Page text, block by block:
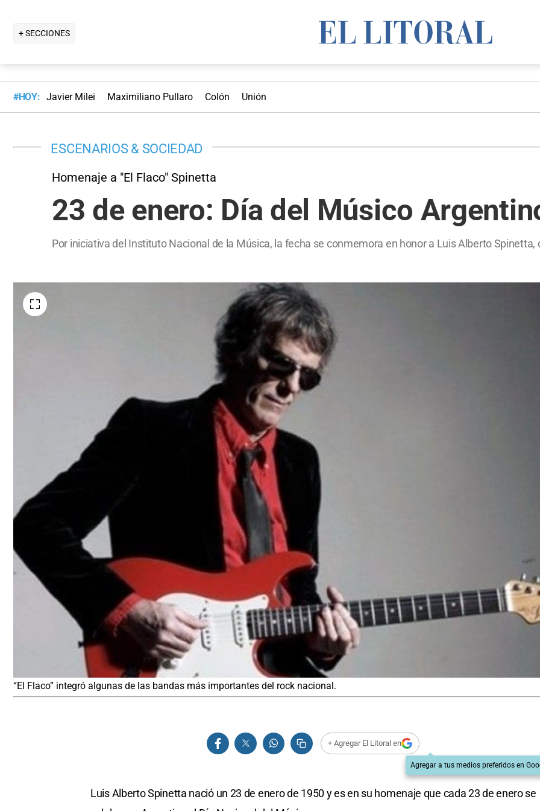
+ SECCIONES
#HOY: Javier Milei Maximiliano Pullaro Colón Unión
ESCENARIOS & SOCIEDAD
Homenaje a "El Flaco" Spinetta
23 de enero: Día del Músico
Por iniciativa del Instituto Nacional de la Música, la fecha se conmemora en honor a Luis Alberto Spinetta,
“El Flaco” integró algunas de las bandas más importantes del rock nacional.
+ Agregar El Litoral en
Agregar a tus medios preferidos en
Luis Alberto Spinetta nació un 23 de enero de 1950 y es en su homenaje que cada 23 de enero se